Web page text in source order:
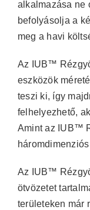
alkalmazása ne
befolyásolja a
meg a havi
Az IUB™
eszközök
teszi ki, így
felhelyezhető,
Amint az IUB™
Az IUB™
ötvözetet
területeken már